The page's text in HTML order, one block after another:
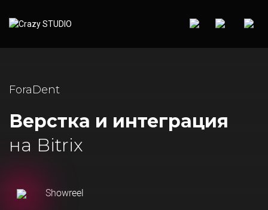
ForaDent
Верстка и интеграция
на Bitrix
Showreel